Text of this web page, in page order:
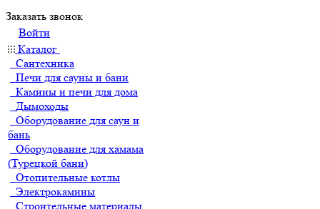
Заказать звонок
Войти
Каталог
Сантехника
Печи для сауны и бани
Камины и печи для дома
Дымоходы
Оборудование для саун и
бань
Оборудование для хамама
(Турецкой бани)
Отопительные котлы
Электрокамины
Строительные материалы